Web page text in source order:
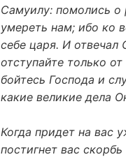
Самуилу: помолись о
умереть нам; ибо ко
себе царя. И отвечал
отступайте только
бойтесь Господа и
какие великие дела
Когда придет на вас
постигнет вас